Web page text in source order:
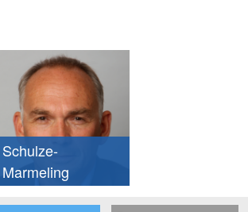
Schulze-
Marmeling